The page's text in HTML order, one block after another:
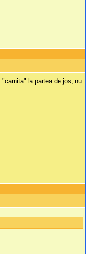
la partea de jos, nu